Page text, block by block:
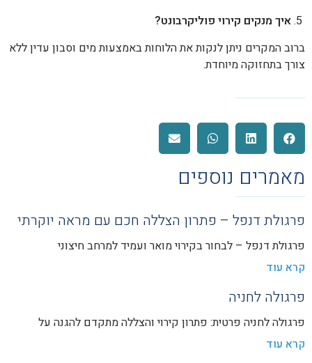
איך מנקים קירוי פוליקרבונט?
ברוב המקרים ניתן לנקות את הלוחות באמצעות מים וסבון עדין ללא
צורך בתחזוקה מיוחדת.
מאמרים נוספים
פרגולת דנפל – פתרון הצללה חכם עם מראה יוקרתי
פרגולת דנפל – לבחור בקירוי מואר ועמיד למרחב חיצוני
קרא עוד
פרגולה לחניה
פרגולה לחניה פרטית: פתרון קירוי והצללה מתקדם להגנה על
קרא עוד